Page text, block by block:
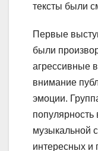
тексты были
Первые
были
агрессивные
внимание
эмоции.
популярность
музыкальной
интересных и